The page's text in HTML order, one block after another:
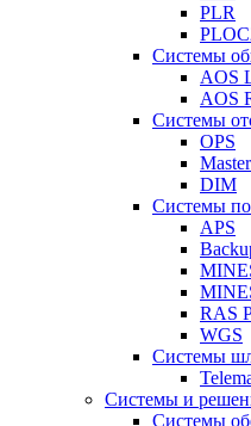
PLR
Системы
AOS
AOS
Системы
OPS
DIM
Системы
APS
RAS
WGS
Системы
Системы и
Системы